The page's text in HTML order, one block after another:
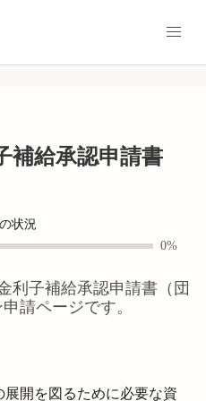
補給承認申請書
状況
0%
利子補給承認申請書（団
請ページです。
開を図るために必要な資